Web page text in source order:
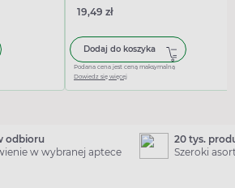
19,49 zł
Dodaj do koszyka
Podana cena jest ceną maksymalną
Dowiedz się więcej
odbioru
w wybranej aptece
20 tys.
Szeroki